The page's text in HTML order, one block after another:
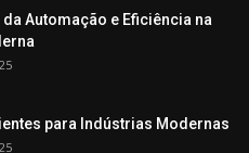
Automação e Eficiência na
para Indústrias Modernas